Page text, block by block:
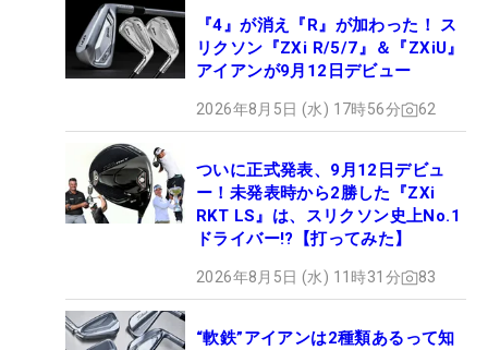
『4』が消え『R』が加わった！ ス
リクソン『ZXi R/5/7』＆『ZXiU』
アイアンが9月12日デビュー
2026年8月5日 (水) 17時56分 62
ついに正式発表、9月12日デビュ
ー！未発表時から2勝した『ZXi
RKT LS』は、スリクソン史上No.1
ドライバー!?【打ってみた】
2026年8月5日 (水) 11時31分 83
“軟鉄”アイアンは2種類あるって知